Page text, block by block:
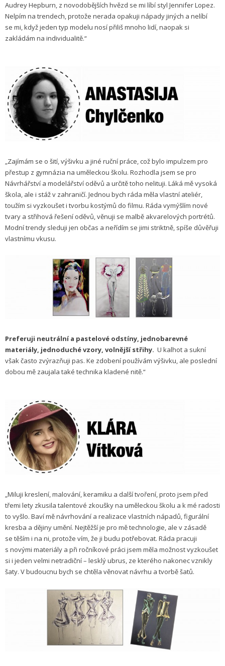
Audrey Hepburn, z novodobějších hvězd se mi líbí styl Jennifer Lopez.
Nelpím na trendech, protože nerada opakuji nápady jiných a nelíbí
se mi, když jeden typ modelu nosí přiliš mnoho lidí, naopak si
zakládám na individualitě.“
„Zajímám se o šití, výšivku a jiné ruční práce, což bylo impulzem pro
přestup z gymnázia na uměleckou školu. Rozhodla jsem se pro
Návrhářství a modelářství oděvů a určitě toho nelituji. Láká mě vysoká
škola, ale i stáž v zahraničí. Jednou bych ráda měla vlastní ateliér,
toužím si vyzkoušet i tvorbu kostýmů do filmu. Ráda vymýšlím nové
tvary a střihová řešení oděvů, věnuji se malbě akvarelových portrétů.
Modní trendy sleduji jen občas a neřídím se jimi striktně, spíše důvěřuji
vlastnímu vkusu.
Preferuji neutrální a pastelové odstíny, jednobarevné
materiály, jednoduché vzory, volnější střihy. U kalhot a sukní
však často zvýrazňuji pas. Ke zdobení používám výšivku, ale poslední
dobou mě zaujala také technika kladené nitě.“
„Miluji kreslení, malování, keramiku a další tvoření, proto jsem před
třemi lety zkusila talentové zkoušky na uměleckou školu a k mé radosti
to vyšlo. Baví mě návrhování a realizace vlastních nápadů, figurální
kresba a dějiny umění. Nejtěžší je pro mě technologie, ale v zásadě
se těším i na ni, protože vím, že ji budu potřebovat. Ráda pracuji
s novými materiály a při ročníkové práci jsem měla možnost vyzkoušet
si i jeden velmi netradiční – lesklý ubrus, ze kterého nakonec vznikly
šaty. V budoucnu bych se chtěla věnovat návrhu a tvorbě šatů.